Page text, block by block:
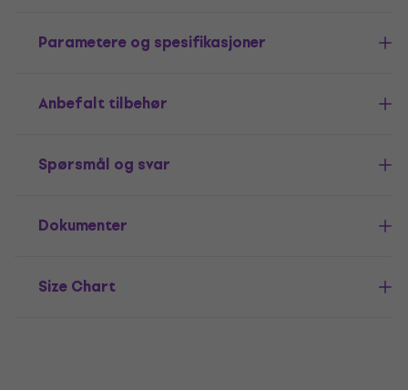
Parametere og spesifikasjoner
Anbefalt tilbehør
Spørsmål og svar
Dokumenter
Size Chart